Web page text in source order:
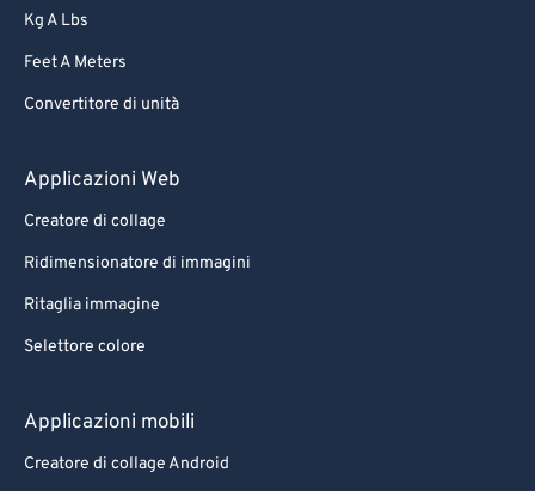
Kg A Lbs
Feet A Meters
Convertitore di unità
Applicazioni Web
Creatore di collage
Ridimensionatore di immagini
Ritaglia immagine
Selettore colore
Applicazioni mobili
Creatore di collage Android